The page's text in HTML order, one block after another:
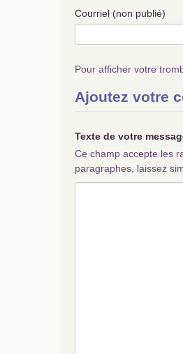
Courriel (non publié)
Pour afficher votre
Ajoutez votre
Texte de votre
Ce champ accepte les
paragraphes, laissez